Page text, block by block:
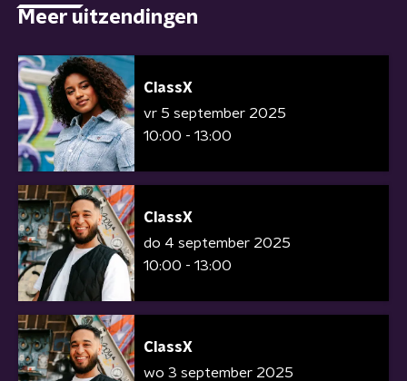
Meer uitzendingen
ClassX
vr 5 september 2025
10:00 - 13:00
ClassX
do 4 september 2025
10:00 - 13:00
ClassX
wo 3 september 2025